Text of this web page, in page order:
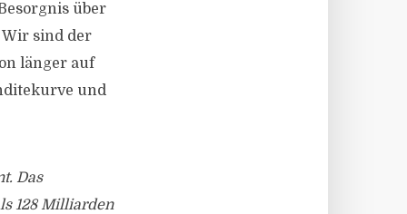
über
Wir sind der
länger auf
und
Das
128 Milliarden